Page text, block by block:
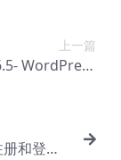
上一篇
WordPress
和登录